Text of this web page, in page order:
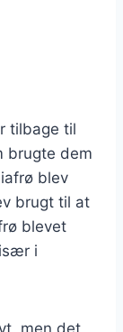
tilbage til
brugte dem
blev
brugt til at
blevet
i